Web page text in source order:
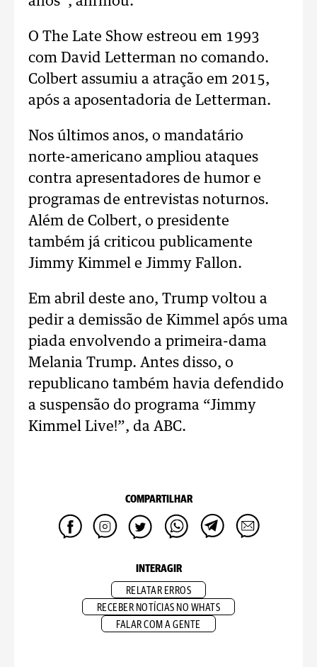
O The Late Show estreou em 1993
com David Letterman no comando.
Colbert assumiu a atração em 2015,
após a aposentadoria de Letterman.
Nos últimos anos, o mandatário
norte-americano ampliou ataques
contra apresentadores de humor e
programas de entrevistas noturnos.
Além de Colbert, o presidente
também já criticou publicamente
Jimmy Kimmel e Jimmy Fallon.
Em abril deste ano, Trump voltou a
pedir a demissão de Kimmel após uma
piada envolvendo a primeira-dama
Melania Trump. Antes disso, o
republicano também havia defendido
a suspensão do programa “Jimmy
Kimmel Live!”, da ABC.
COMPARTILHAR
INTERAGIR
RELATAR ERROS
RECEBER NOTÍCIAS NO WHATS
FALAR COM A GENTE